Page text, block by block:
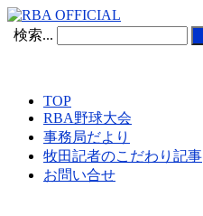
検索...
TOP
RBA野球大会
事務局だより
牧田記者のこだわり記事
お問い合せ